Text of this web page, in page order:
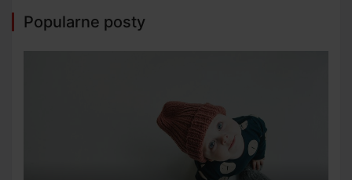
Popularne posty